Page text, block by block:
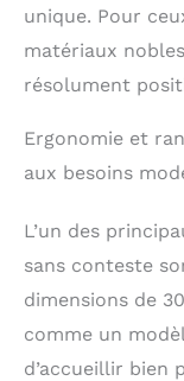
unique. Pour
matériaux
résolument
Ergonomie et
aux besoins
L’un des
sans conteste
dimensions de
comme un
d’accueillir bien